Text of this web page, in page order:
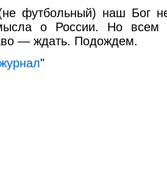
футбольный) наш Бог
о России. Но
— ждать. Подождем.
"